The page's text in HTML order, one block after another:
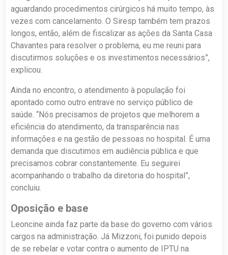
aguardando procedimentos cirúrgicos há muito tempo, às
vezes com cancelamento. O Siresp também tem prazos
longos, então, além de fiscalizar as ações da Santa Casa
Chavantes para resolver o problema, eu me reuni para
discutirmos soluções e os investimentos necessários”,
explicou.
Ainda no encontro, o atendimento à população foi
apontado como outro entrave no serviço público de
saúde. “Nós precisamos de projetos que melhorem a
eficiência do atendimento, da transparência nas
informações e na gestão de pessoas no hospital. É uma
demanda que discutimos em audiência pública e que
precisamos cobrar constantemente. Eu seguirei
acompanhando o trabalho da diretoria do hospital”,
concluiu.
Oposição e base
Leoncine ainda faz parte da base do governo com vários
cargos na administração. Já Mizzoni, foi punido depois
de se rebelar e votar contra o aumento de IPTU na